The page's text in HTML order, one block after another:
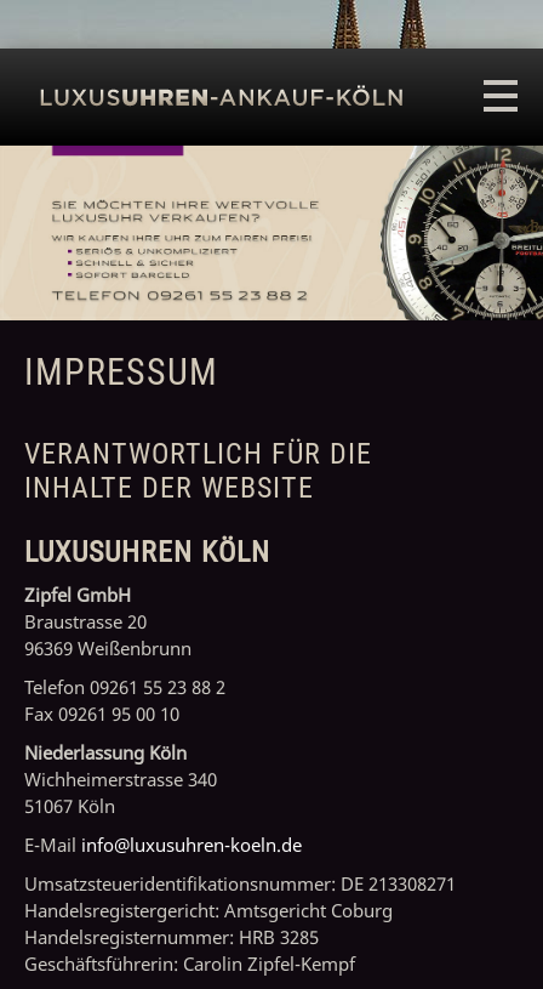
LUXUSUHREN KÖLN
UHRENANKAUF
IMPRESSUM
VERANTWORTLICH FÜR DIE
INHALTE DER WEBSITE
LUXUSUHREN KÖLN
Zipfel GmbH
Braustrasse 20
96369 Weißenbrunn
Telefon 09261 55 23 88 2
Fax 09261 95 00 10
Niederlassung Köln
Wichheimerstrasse 340
51067 Köln
E-Mail info@luxusuhren-koeln.de
Umsatzsteueridentifikationsnummer: DE 213308271
Handelsregistergericht: Amtsgericht Coburg
Handelsregisternummer: HRB 3285
Geschäftsführerin: Carolin Zipfel-Kempf